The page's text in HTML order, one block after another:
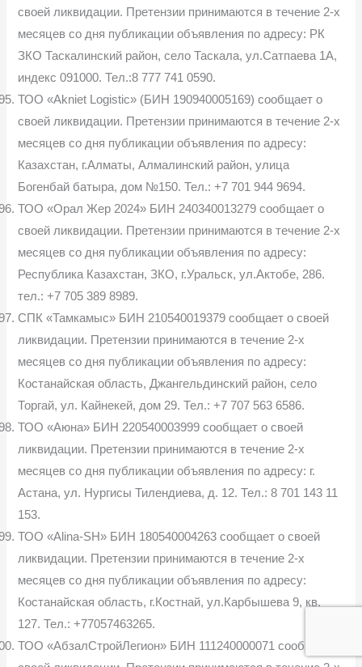
своей ликвидации. Претензии принимаются в течение 2-х
месяцев со дня публикации объявления по адресу: РК
ЗКО Таскалинский район, село Таскала, ул.Сатпаева 1А,
индекс 091000. Тел.:8 777 741 0590.
ТОО «Akniet Logistic» (БИН 190940005169) сообщает о
своей ликвидации. Претензии принимаются в течение 2-х
месяцев со дня публикации объявления по адресу:
Казахстан, г.Алматы, Алмалинский район, улица
Богенбай батыра, дом №150. Тел.: +7 701 944 9694.
ТОО «Орал Жер 2024» БИН 240340013279 сообщает о
своей ликвидации. Претензии принимаются в течение 2-х
месяцев со дня публикации объявления по адресу:
Республика Казахстан, ЗКО, г.Уральск, ул.Актобе, 286.
тел.: +7 705 389 8989.
СПК «Тамкамыс» БИН 210540019379 сообщает о своей
ликвидации. Претензии принимаются в течение 2-х
месяцев со дня публикации объявления по адресу:
Костанайская область, Джангельдинский район, село
Торгай, ул. Кайнекей, дом 29. Тел.: +7 707 563 6586.
ТОО «Аюна» БИН 220540003999 сообщает о своей
ликвидации. Претензии принимаются в течение 2-х
месяцев со дня публикации объявления по адресу: г.
Астана, ул. Нургисы Тилендиева, д. 12. Тел.: 8 701 143 11
153.
ТОО «Alina-SH» БИН 180540004263 сообщает о своей
ликвидации. Претензии принимаются в течение 2-х
месяцев со дня публикации объявления по адресу:
Костанайская область, г.Костнай, ул.Карбышева 9, кв.
127. Тел.: +77057463265.
ТОО «АбзалСтройЛегион» БИН 111240000071 сообщает о